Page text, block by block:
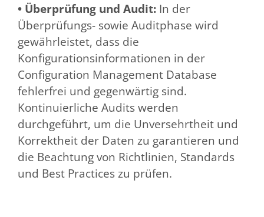
• Überprüfung und Audit: In der
Überprüfungs- sowie Auditphase wird
gewährleistet, dass die
Konfigurationsinformationen in der
Configuration Management Database
fehlerfrei und gegenwärtig sind.
Kontinuierliche Audits werden
durchgeführt, um die Unversehrtheit und
Korrektheit der Daten zu garantieren und
die Beachtung von Richtlinien, Standards
und Best Practices zu prüfen.